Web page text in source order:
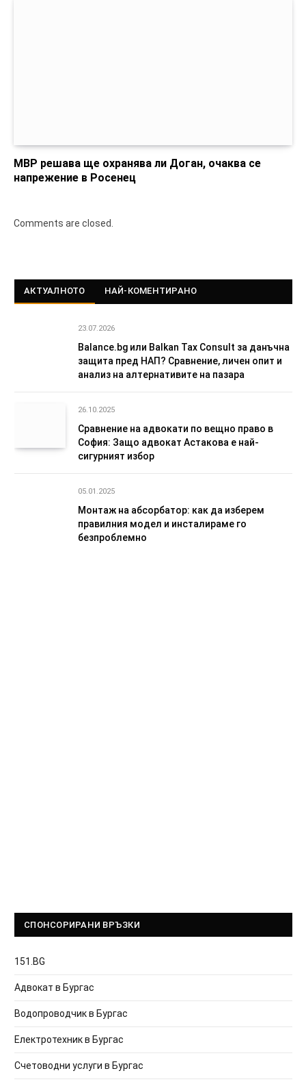
МВР решава ще охранява ли Доган, очаква се
напрежение в Росенец
Comments are closed.
АКТУАЛНОТО НАЙ-КОМЕНТИРАНО
23.07.2026
Balance.bg или Balkan Tax Consult за данъчна
защита пред НАП? Сравнение, личен опит и
анализ на алтернативите на пазара
26.10.2025
Сравнение на адвокати по вещно право в
София: Защо адвокат Астакова е най-
сигурният избор
05.01.2025
Монтаж на абсорбатор: как да изберем
правилния модел и инсталираме го
безпроблемно
СПОНСОРИРАНИ ВРЪЗКИ
151.BG
Адвокат в Бургас
Водопроводчик в Бургас
Електротехник в Бургас
Счетоводни услуги в Бургас